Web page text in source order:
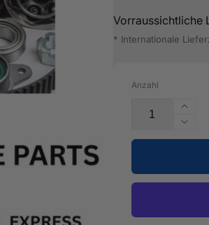
Vorraussichtliche
* Internationale
Anzahl
die
5Q0
die
für
-